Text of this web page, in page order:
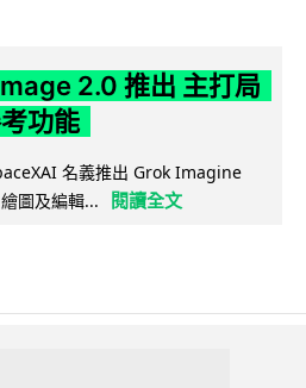
2.0 推出 主打局
功能
名義推出 Grok Imagine
圖及編輯...
閱讀全文